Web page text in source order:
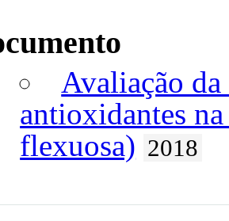
Avaliação
antioxidantes
flexuosa) 2018